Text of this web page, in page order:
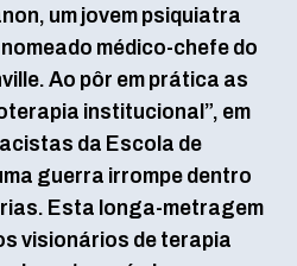
um jovem psiquiatra
médico-chefe do
Ao pôr em prática as
institucional”, em
da Escola de
guerra irrompe dentro
Esta longa-metragem
visionários de terapia